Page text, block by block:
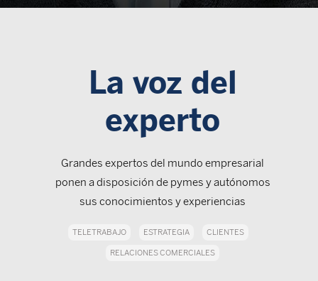
La voz del
experto
Grandes expertos del mundo empresarial
ponen a disposición de pymes y autónomos
sus conocimientos y experiencias
TELETRABAJO ESTRATEGIA CLIENTES
RELACIONES COMERCIALES